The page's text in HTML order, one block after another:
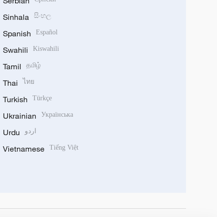
Sinhala සිංහල
Spanish Español
Swahili Kiswahili
Tamil தமிழ்
Thai ไทย
Turkish Türkçe
Ukrainian Українська
Urdu اردو
Vietnamese Tiếng Việt